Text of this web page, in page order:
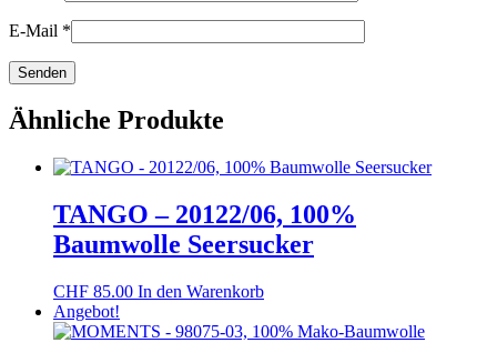
E-Mail *
Ähnliche Produkte
TANGO – 20122/06, 100%
Baumwolle Seersucker
CHF 85.00 In den Warenkorb
Angebot!